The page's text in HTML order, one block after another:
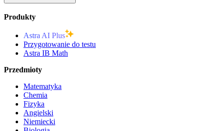
Produkty
Astra AI Plus
Przygotowanie do testu
Astra IB Math
Przedmioty
Matematyka
Chemia
Fizyka
Angielski
Niemiecki